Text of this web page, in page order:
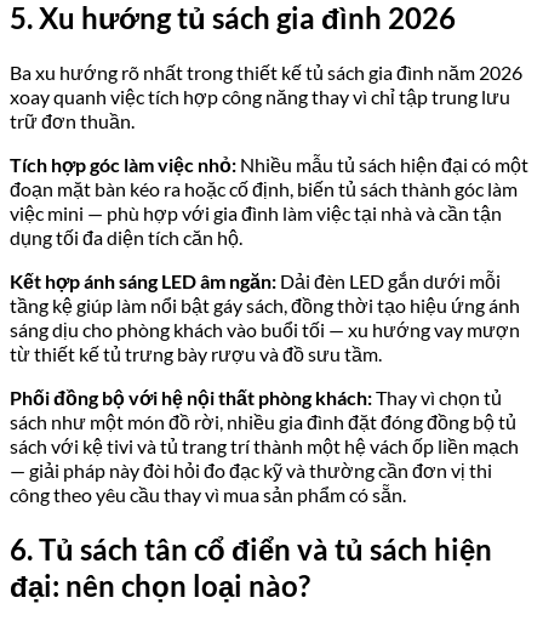
5. Xu hướng tủ sách gia đình 2026
Ba xu hướng rõ nhất trong thiết kế tủ sách gia đình năm 2026
xoay quanh việc tích hợp công năng thay vì chỉ tập trung lưu
trữ đơn thuần.
Tích hợp góc làm việc nhỏ: Nhiều mẫu tủ sách hiện đại có một
đoạn mặt bàn kéo ra hoặc cố định, biến tủ sách thành góc làm
việc mini — phù hợp với gia đình làm việc tại nhà và cần tận
dụng tối đa diện tích căn hộ.
Kết hợp ánh sáng LED âm ngăn: Dải đèn LED gắn dưới mỗi
tầng kệ giúp làm nổi bật gáy sách, đồng thời tạo hiệu ứng ánh
sáng dịu cho phòng khách vào buổi tối — xu hướng vay mượn
từ thiết kế tủ trưng bày rượu và đồ sưu tầm.
Phối đồng bộ với hệ nội thất phòng khách:Thay vì chọn tủ
sách như một món đồ rời, nhiều gia đình đặt đóng đồng bộ tủ
sách với kệ tivi và tủ trang trí thành một hệ vách ốp liền mạch
— giải pháp này đòi hỏi đo đạc kỹ và thường cần đơn vị thi
công theo yêu cầu thay vì mua sản phẩm có sẵn.
6. Tủ sách tân cổ điển và tủ sách hiện
đại: nên chọn loại nào?